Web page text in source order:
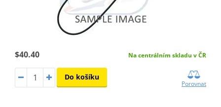
$40.40 Na centrálním skladu v ČR
Do košíku
Porovnat